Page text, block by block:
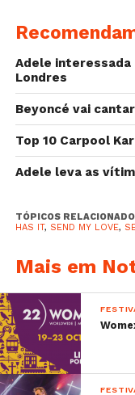
Photo
her your book! "So
We have taken this
got to go to Australia
Touring is a peculiar
particularly well. I'm
much joy in the
and have a terrible
Adele interessada
Londres
Beyoncé vai
Top 10 Carpool
Adele leva as
TÓPICOS
HAS IT, SEND MY LOVE,
Mais em